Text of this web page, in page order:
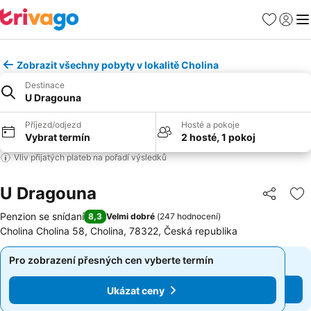
Oblíbené
Zobrazit všechny pobyty v lokalitě Cholina
Destinace
U Dragouna
Příjezd/odjezd
Vybrat termín
Hosté a pokoje
2 hosté, 1 pokoj
Vliv přijatých plateb na pořadí výsledků
U Dragouna Sdílet
Penzion se snídaní 8,3 Velmi dobré (247 hodnocení)
Cholina Cholina 58, Cholina, 78322, Česká republika
Pro zobrazení přesných cen vyberte termín
Ukázat ceny
Pro zobrazení přesných cen vyberte termín
Ukázat ceny